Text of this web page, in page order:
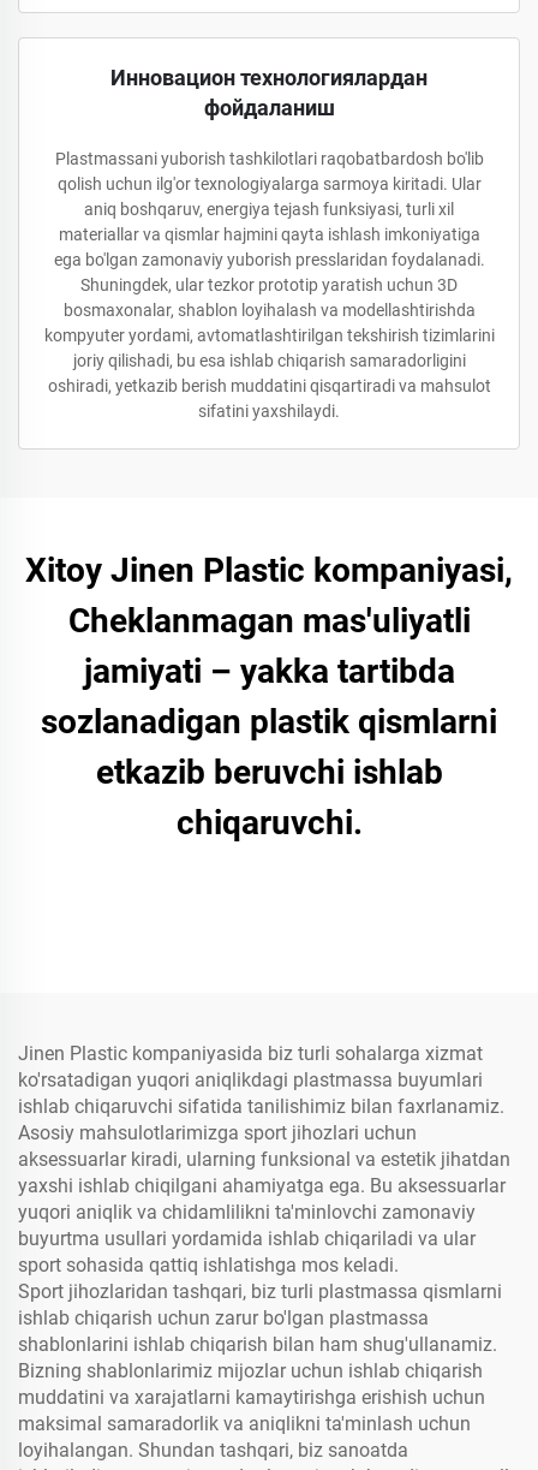
Инновацион технологиялардан
фойдаланиш
Plastmassani yuborish tashkilotlari raqobatbardosh bo'lib
qolish uchun ilg'or texnologiyalarga sarmoya kiritadi. Ular
aniq boshqaruv, energiya tejash funksiyasi, turli xil
materiallar va qismlar hajmini qayta ishlash imkoniyatiga
ega bo'lgan zamonaviy yuborish presslaridan foydalanadi.
Shuningdek, ular tezkor prototip yaratish uchun 3D
bosmaxonalar, shablon loyihalash va modellashtirishda
kompyuter yordami, avtomatlashtirilgan tekshirish tizimlarini
joriy qilishadi, bu esa ishlab chiqarish samaradorligini
oshiradi, yetkazib berish muddatini qisqartiradi va mahsulot
sifatini yaxshilaydi.
Xitoy Jinen Plastic kompaniyasi,
Cheklanmagan mas'uliyatli
jamiyati – yakka tartibda
sozlanadigan plastik qismlarni
etkazib beruvchi ishlab
chiqaruvchi.
Jinen Plastic kompaniyasida biz turli sohalarga xizmat
ko'rsatadigan yuqori aniqlikdagi plastmassa buyumlari
ishlab chiqaruvchi sifatida tanilishimiz bilan faxrlanamiz.
Asosiy mahsulotlarimizga sport jihozlari uchun
aksessuarlar kiradi, ularning funksional va estetik jihatdan
yaxshi ishlab chiqilgani ahamiyatga ega. Bu aksessuarlar
yuqori aniqlik va chidamlilikni ta'minlovchi zamonaviy
buyurtma usullari yordamida ishlab chiqariladi va ular
sport sohasida qattiq ishlatishga mos keladi.
Sport jihozlaridan tashqari, biz turli plastmassa qismlarni
ishlab chiqarish uchun zarur bo'lgan plastmassa
shablonlarini ishlab chiqarish bilan ham shug'ullanamiz.
Bizning shablonlarimiz mijozlar uchun ishlab chiqarish
muddatini va xarajatlarni kamaytirishga erishish uchun
maksimal samaradorlik va aniqlikni ta'minlash uchun
loyihalangan. Shundan tashqari, biz sanoatda